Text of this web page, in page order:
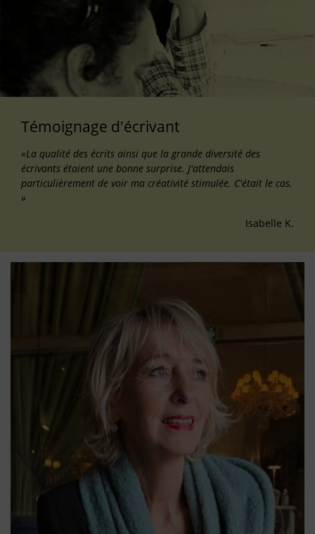
Témoignage d'écrivant
«La qualité des écrits ainsi que la grande diversité des
écrivants étaient une bonne surprise. J'attendais
particulièrement de voir ma créativité stimulée. C'était le cas.
»
Isabelle K.